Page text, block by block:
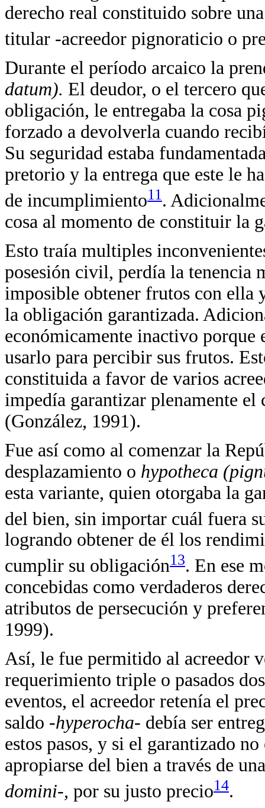
derecho real constituido sobre
titular -acreedor pignoraticio o
Durante el período arcaico la
datum). El deudor, o el tercero
obligación, le entregaba la cosa
forzado a devolverla cuando
Su seguridad estaba
pretorio y la entrega que este le
de incumplimiento11.
cosa al momento de constituir la
Esto traía multiples
posesión civil, perdía la tenencia
imposible obtener frutos con ella
la obligación garantizada.
económicamente inactivo
usarlo para percibir sus frutos.
constituida a favor de varios
impedía garantizar plenamente
(González, 1991).
Fue así como al comenzar la
desplazamiento o hypotheca
esta variante, quien otorgaba la
del bien, sin importar cuál fuera
logrando obtener de él los
cumplir su obligación13. En ese
concebidas como verdaderos
atributos de persecución y
1999).
Así, le fue permitido al acreedor
requerimiento triple o pasados
eventos, el acreedor retenía el
saldo -hyperocha- debía ser
estos pasos, y si el garantizado
apropiarse del bien a través de
domini-, por su justo precio14.